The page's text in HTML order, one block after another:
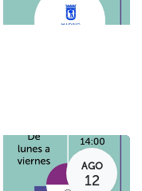
AGO
12